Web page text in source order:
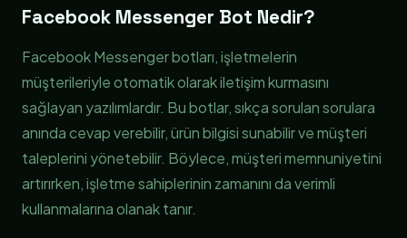
Facebook Messenger Bot Nedir?
Facebook Messenger botları, işletmelerin
müşterileriyle otomatik olarak iletişim kurmasını
sağlayan yazılımlardır. Bu botlar, sıkça sorulan sorulara
anında cevap verebilir, ürün bilgisi sunabilir ve müşteri
taleplerini yönetebilir. Böylece, müşteri memnuniyetini
artırırken, işletme sahiplerinin zamanını da verimli
kullanmalarına olanak tanır.